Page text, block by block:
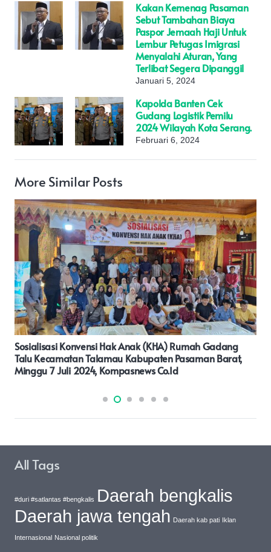
Kakan Kemenag Pasaman
Sebut Tambahan Biaya
Paspor Jemaah Haji Untuk
Lembur Petugas Imigrasi
Menyalahi Aturan, Yang
Terlibat Segera Dipanggil
Januari 5, 2024
Kapolda Banten Cek
Gudang Logistik Pemilu
2024 Wilayah Kota Serang.
Februari 6, 2024
More Similar Posts
Mayat Mr X Membusuk Ditemukan Warga Air Hitam
Gebang Didalam Parit
All Tags
#duri #satlantas #bengkalis Daerah bengkalis
Daerah jawa tengah Daerah kab pati Iklan
Internasional Nasional politik